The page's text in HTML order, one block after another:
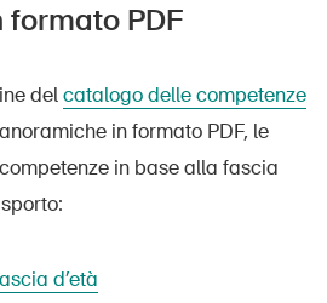
PDF
delcatalogo delle competenze
in formato PDF, le
in base alla fascia
d’età